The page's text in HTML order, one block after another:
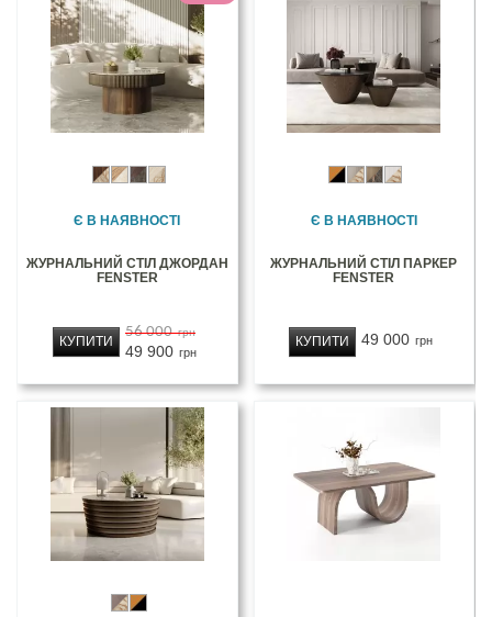
Є В НАЯВНОСТІ
ЖУРНАЛЬНИЙ СТІЛ ДЖОРДАН
FENSTER
56 000 грн
49 900 грн
КУПИТИ
Є В НАЯВНОСТІ
ЖУРНАЛЬНИЙ СТІЛ ПАРКЕР
FENSTER
49 000 грн
КУПИТИ